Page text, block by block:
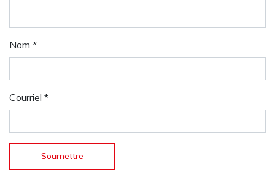
Nom *
Courriel *